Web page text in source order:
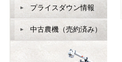
プライスダウン情報
中古農機（売約済み）